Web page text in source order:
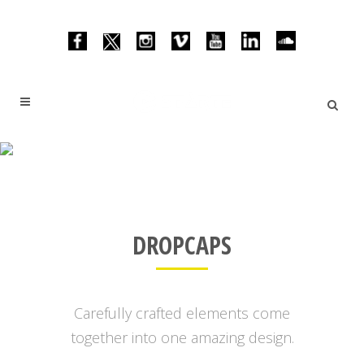
DROPCAPS
Carefully crafted elements come
together into one amazing design.